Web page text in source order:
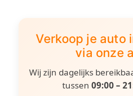
Verkoop je auto
via onze
Wij zijn dagelijks
tussen 09:00 –